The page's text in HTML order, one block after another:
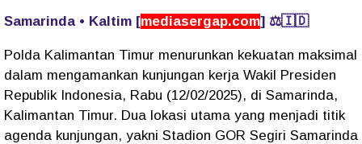
Samarinda • Kaltim [mediasergap.com] ⚖️🇮🇩
Polda Kalimantan Timur menurunkan kekuatan maksimal
dalam mengamankan kunjungan kerja Wakil Presiden
Republik Indonesia, Rabu (12/02/2025), di Samarinda,
Kalimantan Timur. Dua lokasi utama yang menjadi titik
agenda kunjungan, yakni Stadion GOR Segiri Samarinda